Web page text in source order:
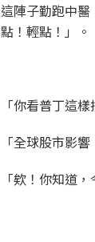
這陣子勤跑中
點！輕點！」。
「你看普丁這
「全球股市影
「欸！你知道